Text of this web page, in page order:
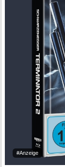
#Anzeige